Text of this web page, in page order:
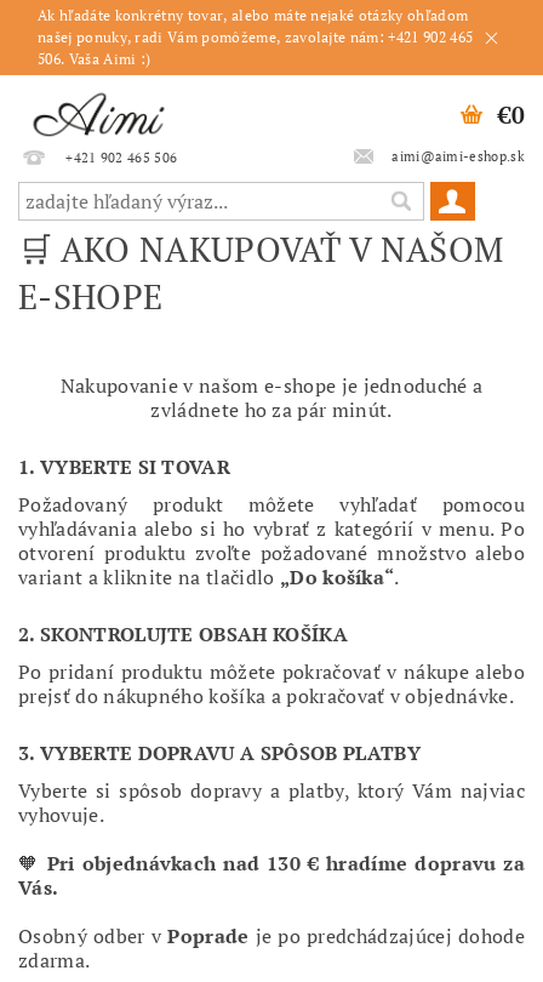
Ak hľadáte konkrétny tovar, alebo máte nejaké otázky ohľadom
našej ponuky, radi Vám pomôžeme, zavolajte nám: +421 902 465
506. Vaša Aimi :)
+421 902 465 506 aimi@aimi-eshop.sk
€0
🛒 AKO NAKUPOVAŤ V NAŠOM
E-SHOPE
Nakupovanie v našom e-shope je jednoduché a
zvládnete ho za pár minút.
1. VYBERTE SI TOVAR
Požadovaný produkt môžete vyhľadať pomocou
vyhľadávania alebo si ho vybrať z kategórií v menu. Po
otvorení produktu zvoľte požadované množstvo alebo
variant a kliknite na tlačidlo „Do košíka“.
2. SKONTROLUJTE OBSAH KOŠÍKA
Po pridaní produktu môžete pokračovať v nákupe alebo
prejsť do nákupného košíka a pokračovať v objednávke.
3. VYBERTE DOPRAVU A SPÔSOB PLATBY
Vyberte si spôsob dopravy a platby, ktorý Vám najviac
vyhovuje.
🧡 Pri objednávkach nad 130 € hradíme dopravu za
Vás.
Osobný odber vPoprade je po predchádzajúcej dohode
zdarma.